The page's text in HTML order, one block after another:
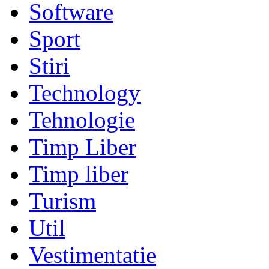
Software
Sport
Stiri
Technology
Tehnologie
Timp Liber
Timp liber
Turism
Util
Vestimentatie